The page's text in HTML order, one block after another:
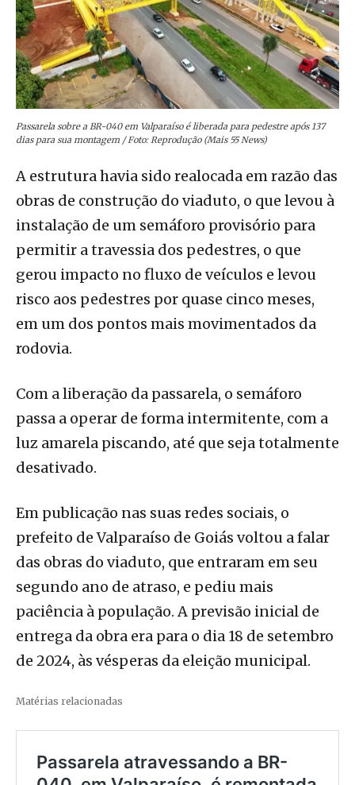
Passarela sobre a BR-040 em Valparaíso é liberada para pedestre após 137
dias para sua montagem / Foto: Reprodução (Mais 55 News)
A estrutura havia sido realocada em razão das
obras de construção do viaduto, o que levou à
instalação de um semáforo provisório para
permitir a travessia dos pedestres, o que
gerou impacto no fluxo de veículos e levou
risco aos pedestres por quase cinco meses,
em um dos pontos mais movimentados da
rodovia.
Com a liberação da passarela, o semáforo
passa a operar de forma intermitente, com a
luz amarela piscando, até que seja totalmente
desativado.
Em publicação nas suas redes sociais, o
prefeito de Valparaíso de Goiás voltou a falar
das obras do viaduto, que entraram em seu
segundo ano de atraso, e pediu mais
paciência à população. A previsão inicial de
entrega da obra era para o dia 18 de setembro
de 2024, às vésperas da eleição municipal.
Matérias relacionadas